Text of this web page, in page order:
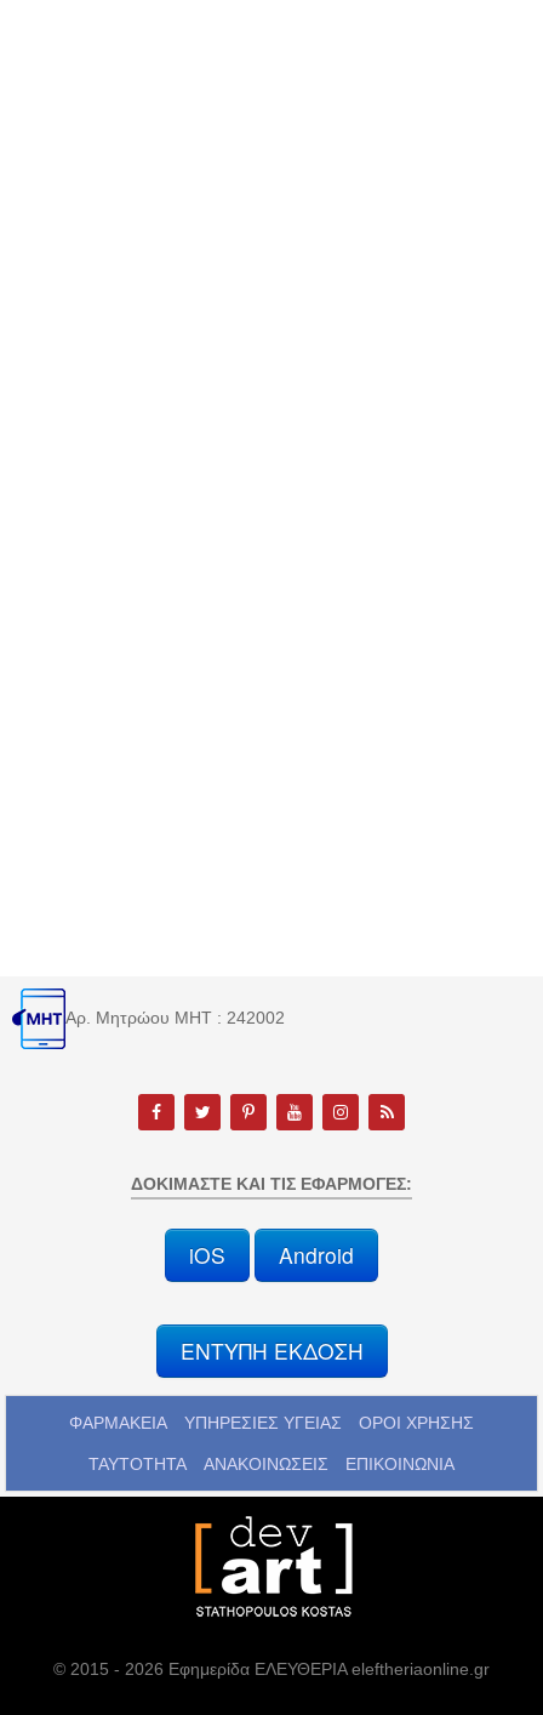
Αρ. Μητρώου MHT : 242002
ΔΟΚΙΜΆΣΤΕ ΚΑΙ ΤΙΣ ΕΦΑΡΜΟΓΈΣ:
iOS Android
ΕΝΤΥΠΗ ΕΚΔΟΣΗ
ΦΑΡΜΑΚΕΙΑ ΥΠΗΡΕΣΙΕΣ ΥΓΕΙΑΣ ΟΡΟΙ ΧΡΗΣΗΣ
ΤΑΥΤΟΤΗΤΑ ΑΝΑΚΟΙΝΩΣΕΙΣ ΕΠΙΚΟΙΝΩΝΙΑ
© 2015 - 2026 Εφημερίδα ΕΛΕΥΘΕΡΙΑ eleftheriaonline.gr